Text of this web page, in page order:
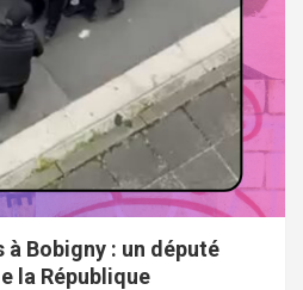
Bobigny : un député
la République